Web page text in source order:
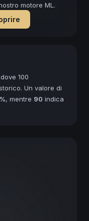
motore ML.
100
Un valore di
mentre 90 indica